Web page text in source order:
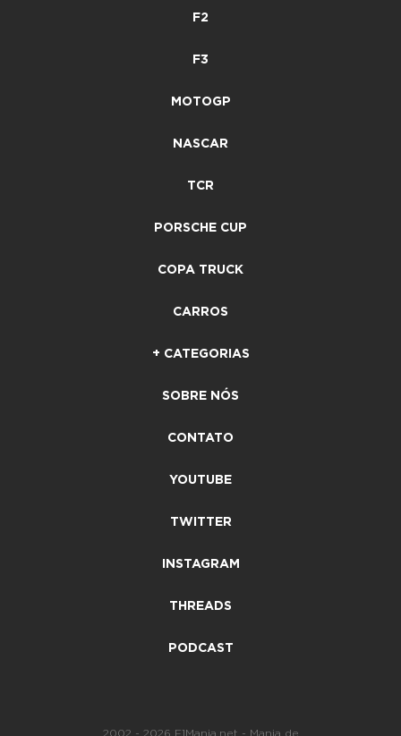
F2
F3
MOTOGP
NASCAR
TCR
PORSCHE CUP
COPA TRUCK
CARROS
+ CATEGORIAS
SOBRE NÓS
CONTATO
YOUTUBE
TWITTER
INSTAGRAM
THREADS
PODCAST
2002 - 2026 F1Mania.net - Mania de